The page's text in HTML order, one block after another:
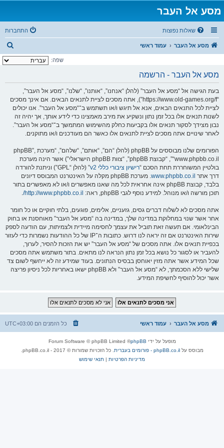
מסע אל העבר
שאלות נפוצות התחברות
מסע אל העבר עמוד ראשי
י
שפה:
מסע אל העבר - הרשמה
בעת הגישה אל “מסע אל העבר” (להלן “אנחנו”, “אותנו”, “שלנו”, “מסע אל העבר”,
“https://www.old-games.org/f”), אתה מסכים לציית לתנאים הבאים. אם אינך מסכים
לציית לכל התנאים הבאים, אנא אל תיגש ו/או תשתמש ב־“מסע אל העבר”. אנו יכולים
לשנות תנאים אלו בכל זמן נתון ונשקיע את מירב מאמצינו כדי לידע אותך, אך יהיה זה
נבון מצידך לסקור תנאים אלו בקביעות כחלק מהשימוש המתמשך ב־“מסע אל העבר”.
לאחר שינויים אתה מסכים לציית לתנאים אלו כאשר הם מעודכנים ו/או מתוקנים.
הפורומים שלנו מבוססים על phpBB (להלן “הם”, “אותם”, “שלהם”, “מערכת phpBB”,
“www.phpbb.co.il”, “קבוצת phpBB”, “צוות phpBB הישראלי”) אשר הינה מערכת
בולטיין המשוחררת תחת הסכם “רישיון ציבורי כללי v2
” (להלן “GPL”) וניתנת להורדה
דרך אתר www.phpbb.co.il
. מערכת phpBB מקלה על האינטרנט המבוסס דיונים
בלבד, קבוצת phpBB אינה אחראית לכל מה שאנו מאפשרים ו/או לא מאפשרים בתור
תוכן מורשה ו/או מנוהל. למידע נוסף לגבי phpBB, ראה:
http://www.phpbb.co.il/
.
אתה מסכים לא לשלוח דברים גסים, גזעניים, אלימים, פוגעים, בלתי חוקיים או כל חומר
אחר אשר שנוי במחלוקת במדינה שלך, במדינה בה “מסע אל העבר” מאוחסנת או בחוק
הבינלאומי. אם תעשה זאת תוביל את עצמך לחסימה מיידית ולצמיתות, עם הודעה לספק
שירות האינטרנט אם זה יראה לנו דרוש. כתובות ה־IP של כל ההודעות נשמרות כדי לעזור
בכפיית תנאים אלו. אתה מסכים של “מסע אל העבר” יש את הזכות להסיר, לערוך,
להעביר או לסגור כל נושא בכל זמן נתון הנראה לנו מתאים. בתור משתמש אתה מסכים
שכל המידע אשר אתה מזין יאוחסן בבסיס הנתונים. בעוד שמידע זה לא ייחשף לשום צד
שלישי ללא הסכמתך, לא “מסע אל העבר” ולא phpBB ישאו באחריות לכל ניסיון פריצה
אשר יכול להוסיף לחשיפת המידע.
מסע אל העבר עמוד ראשי כל הזמנים הם UTC+03:00
מופעל על ידי phpBB
® Forum Software © phpBB Limited
מבוסס עלphpBB.co.il - פורומים בעברית
. כל הזכויות שמורות © 2017 - phpBB.co.il.
מדיניות הפרטיות | תנאי שימוש